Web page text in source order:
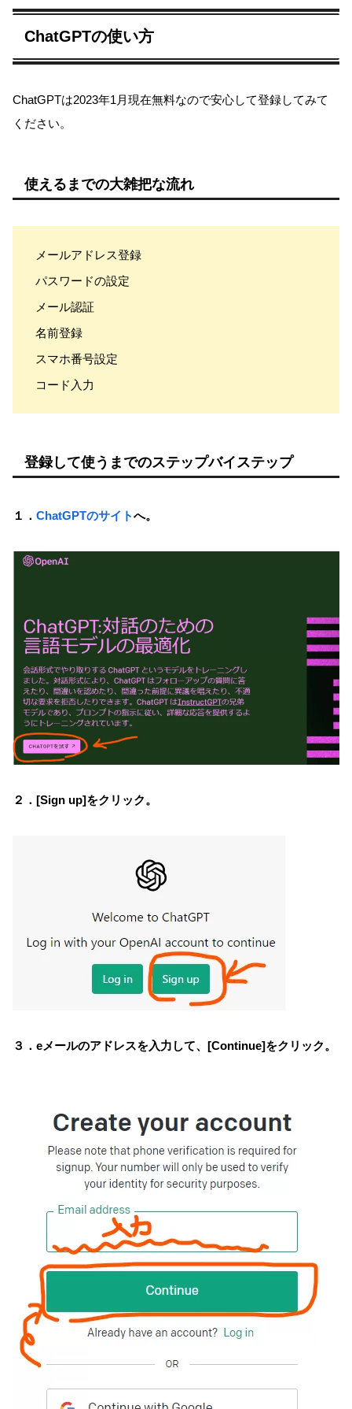
ChatGPTの使い方
ChatGPTは2023年1月現在無料なので安心して登録してみて
ください。
使えるまでの大雑把な流れ
メールアドレス登録
パスワードの設定
メール認証
名前登録
スマホ番号設定
コード入力
登録して使うまでのステップバイステップ
１． ChatGPTのサイトへ。
２．[Sign up]をクリック。
３．eメールのアドレスを入力して、[Continue]をクリック。